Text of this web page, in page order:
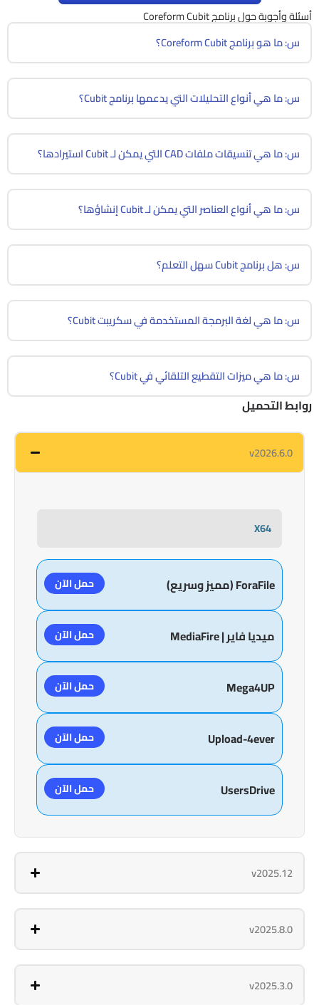
أسئلة وأجوبة حول برنامج Coreform Cubit
س: ما هو برنامج Coreform Cubit؟
س: ما هي أنواع التحليلات التي يدعمها برنامج Cubit؟
س: ما هي تنسيقات ملفات CAD التي يمكن لـ Cubit استيرادها؟
س: ما هي أنواع العناصر التي يمكن لـ Cubit إنشاؤها؟
س: هل برنامج Cubit سهل التعلم؟
س: ما هي لغة البرمجة المستخدمة في سكريبت Cubit؟
س: ما هي ميزات التقطيع التلقائي في Cubit؟
روابط التحميل
v2026.6.0
X64
ForaFile (مميز وسريع) حمل الآن
ميديا فاير | MediaFire حمل الآن
Mega4UP حمل الآن
Upload-4ever حمل الآن
UsersDrive حمل الآن
v2025.12
v2025.8.0
v2025.3.0